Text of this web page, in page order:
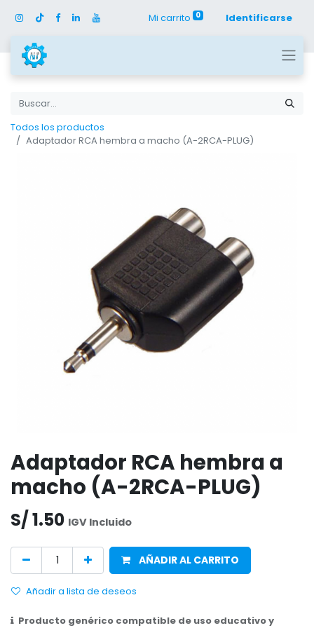
Mi carrito 0 Identificarse
Todos los productos
Adaptador RCA hembra a macho (A-2RCA-PLUG)
Adaptador RCA hembra a
macho (A-2RCA-PLUG)
S/1.50 IGV Incluido
AÑADIR AL CARRITO
Añadir a lista de deseos
Producto genérico compatible de uso educativo y